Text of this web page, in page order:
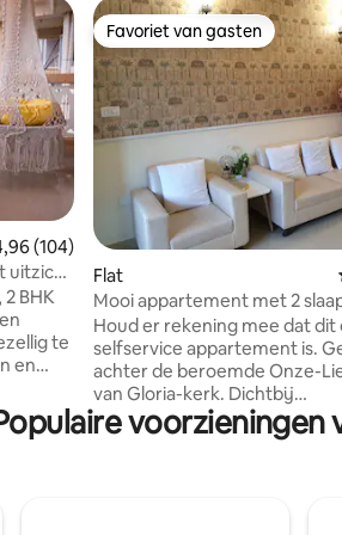
beoordeling van 4,96 op 5, 104
(104)
uitzicht
2 BHK
te
en
n
Favoriet van gasten
Favoriet van gasten
Flat
Mooi appartement met 2
Varca met parkeerplaats
Houd er rekening mee dat dit
selfservice appartement is.
achter de beroemde Onze-
van Gloria-kerk. Dichtbij
Supermarkt,kerk, school,
zo maar door. 5 minuten of
voorzieningen